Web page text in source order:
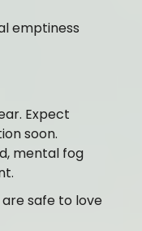
emptiness
Expect
soon.
mental fog
are safe to love